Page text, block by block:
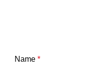
Name *